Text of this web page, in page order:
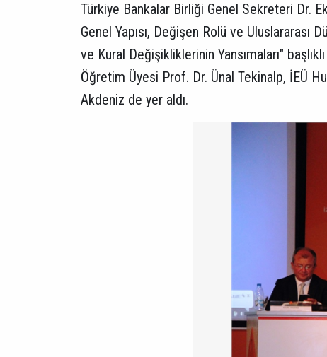
Türkiye Bankalar Birliği Genel Sekreteri Dr.
Genel Yapısı, Değişen Rolü ve Uluslararası
ve Kural Değişikliklerinin Yansımaları"
Öğretim Üyesi Prof. Dr. Ünal Tekinalp, İEÜ
Akdeniz de yer aldı.